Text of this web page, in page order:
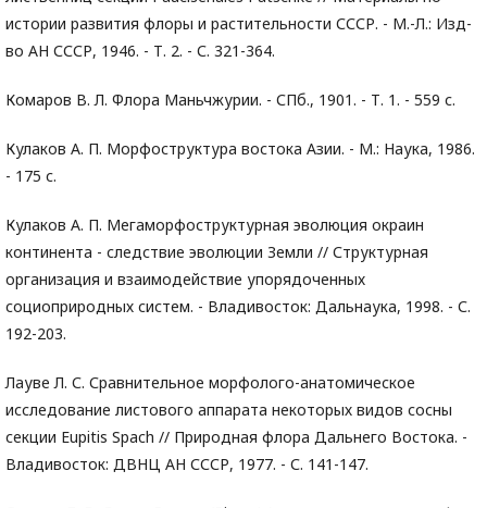
истории развития флоры и растительности СССР. - М.-Л.: Изд-
во АН СССР, 1946. - Т. 2. - С. 321-364.
Комаров В. Л. Флора Маньчжурии. - СПб., 1901. - Т. 1. - 559 с.
Кулаков А. П. Морфоструктура востока Азии. - М.: Наука, 1986.
- 175 с.
Кулаков А. П. Мегаморфоструктурная эволюция окраин
континента - следствие эволюции Земли // Структурная
организация и взаимодействие упорядоченных
социоприродных систем. - Владивосток: Дальнаука, 1998. - С.
192-203.
Лауве Л. С. Сравнительное морфолого-анатомическое
исследование листового аппарата некоторых видов сосны
секции Eupitis Spach // Природная флора Дальнего Востока. -
Владивосток: ДВНЦ АН СССР, 1977. - С. 141-147.